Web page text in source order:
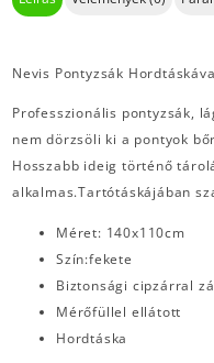
Nevis Pontyzsák
Professzionális pontyzsák,
nem dörzsöli ki a pontyok
Hosszabb ideig történő
alkalmas.Tartótáskájában
Méret: 140x110cm
Szín:fekete
Biztonsági cipzárral
Mérőfüllel ellátott
Hordtáska